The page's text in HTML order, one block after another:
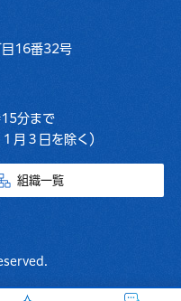
16番32号
分まで
月３日を除く）
組織一覧